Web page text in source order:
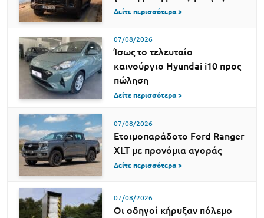
Δείτε περισσότερα >
07/08/2026
Ίσως το τελευταίο
καινούργιο Hyundai i10 προς
πώληση
Δείτε περισσότερα >
07/08/2026
Ετοιμοπαράδοτο Ford Ranger
XLT με προνόμια αγοράς
Δείτε περισσότερα >
07/08/2026
Οι οδηγοί κήρυξαν πόλεμο